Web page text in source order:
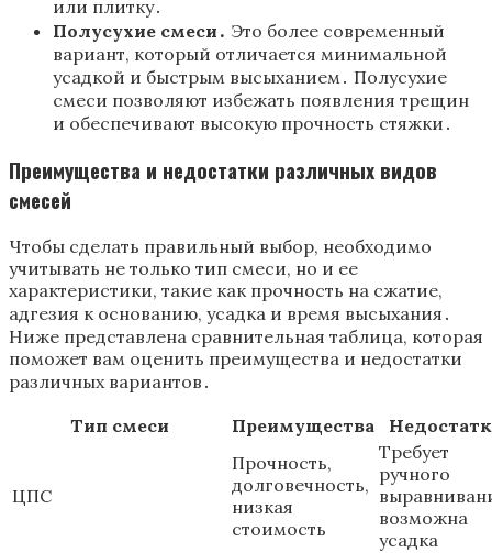
или плитку․
Полусухие смеси․ Это более современный
вариант, который отличается минимальной
усадкой и быстрым высыханием․ Полусухие
смеси позволяют избежать появления трещин
и обеспечивают высокую прочность стяжки․
Преимущества и недостатки различных видов
смесей
Чтобы сделать правильный выбор, необходимо
учитывать не только тип смеси, но и ее
характеристики, такие как прочность на сжатие,
адгезия к основанию, усадка и время высыхания․
Ниже представлена сравнительная таблица, которая
поможет вам оценить преимущества и недостатки
различных вариантов․
Тип смеси
Преимущества
ЦПС
Прочность,
долговечность,
низкая
стоимость
Требует
ручного
возможна
усадка